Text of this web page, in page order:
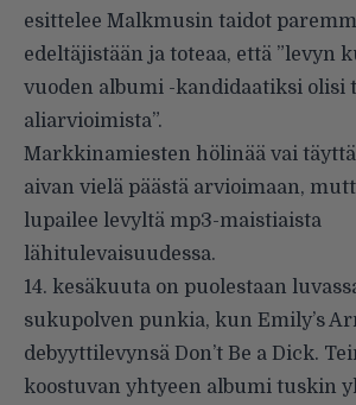
esittelee Malkmusin taidot
edeltäjistään ja toteaa, että ”levyn
vuoden albumi -kandidaatiksi olisi
aliarvioimista”.
Markkinamiesten hölinää vai täyttä
aivan vielä päästä arvioimaan,
lupailee levyltä mp3-maistiaista
lähitulevaisuudessa.
14. kesäkuuta on puolestaan
sukupolven punkia, kun Emily’s
debyyttilevynsä Don’t Be a Dick.
koostuvan yhtyeen albumi tuskin